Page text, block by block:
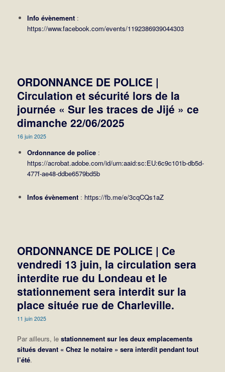
Info évènement:
https://www.facebook.com/events/1192386939044303
ORDONNANCE DE POLICE |
Circulation et sécurité lors de la
journée « Sur les traces de Jijé » ce
dimanche 22/06/2025
16 juin 2025
Ordonnance de police:
https://acrobat.adobe.com/id/urn:aaid:sc:EU:6c9c101b-db5d-
477f-ae48-ddbe6579bd5b
Infos évènement: https://fb.me/e/3cqCQs1aZ
ORDONNANCE DE POLICE | Ce
vendredi 13 juin, la circulation sera
interdite rue du Londeau et le
stationnement sera interdit sur la
place située rue de Charleville.
11 juin 2025
Par ailleurs, le stationnement sur les deux emplacements
situés devant « Chez le notaire » sera interdit pendant tout
l’été.